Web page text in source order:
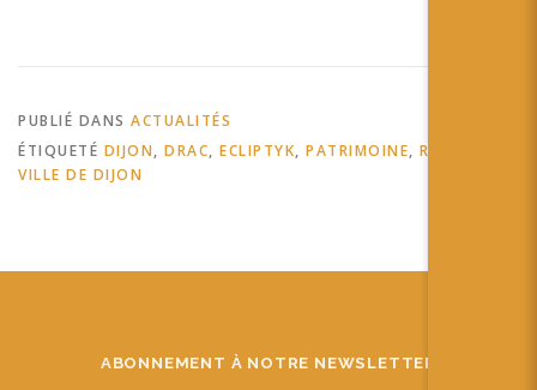
PUBLIÉ DANS ACTUALITÉS
ÉTIQUETÉ DIJON, DRAC, ECLIPTYK, PATRIMOINE, RÉMIB
VILLE DE DIJON
ABONNEMENT À NOTRE NEWSLETTER